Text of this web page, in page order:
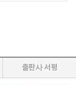
출판사 서평